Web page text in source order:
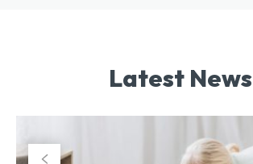
Latest News